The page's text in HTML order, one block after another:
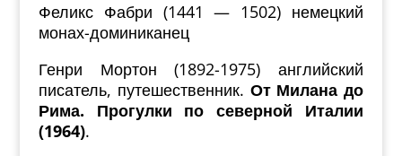
Феликс Фабри (1441 — 1502) немецкий
монах-доминиканец
Генри Мортон (1892-1975) английский
писатель, путешественник. От Милана до
Рима. Прогулки по северной Италии
(1964).